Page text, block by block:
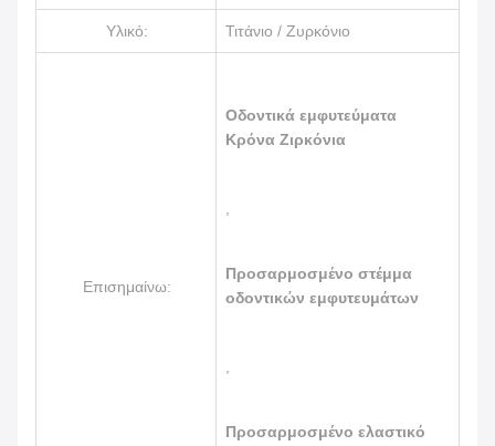
Υλικό: Τιτάνιο / Ζυρκόνιο
Επισημαίνω:
Οδοντικά εμφυτεύματα
Κρόνα Ζιρκόνια
Προσαρμοσμένο στέμμα
οδοντικών εμφυτευμάτων
Προσαρμοσμένο ελαστικό